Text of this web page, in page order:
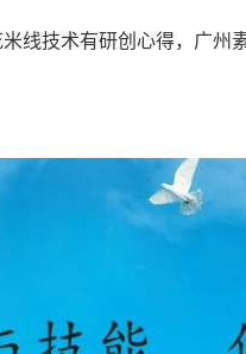
线技术有研创心得，广州